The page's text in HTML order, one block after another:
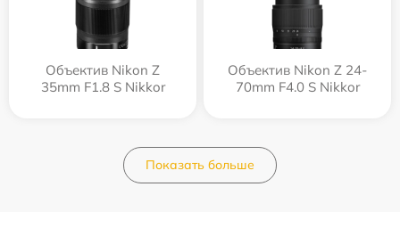
Объектив Nikon Z
35mm F1.8 S Nikkor
Объектив Nikon Z 24-
70mm F4.0 S Nikkor
Показать больше